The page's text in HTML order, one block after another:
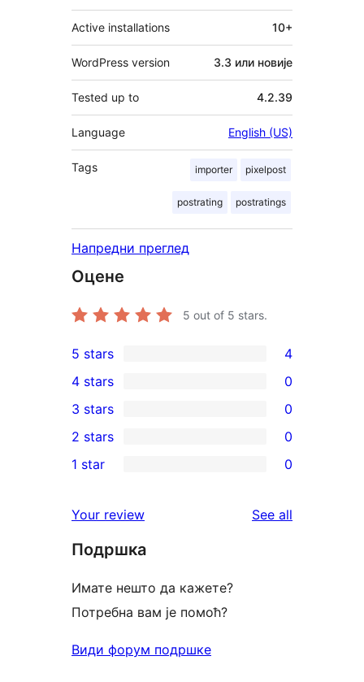
Active installations 10+
WordPress version 3.3 или новије
Tested up to 4.2.39
Language English (US)
Tags importer pixelpost
postrating postratings
Напредни преглед
Оцене
5 out of 5 stars.
4
5-
star
reviews
5 stars 4
4-
star
reviews
4 stars 0
0
3-
star
3 stars 0
2-
reviews
2 stars 0
star
reviews
1 star 0
Your review See all
Подршка
Имате нешто да кажете?
Потребна вам је помоћ?
Види форум подршке